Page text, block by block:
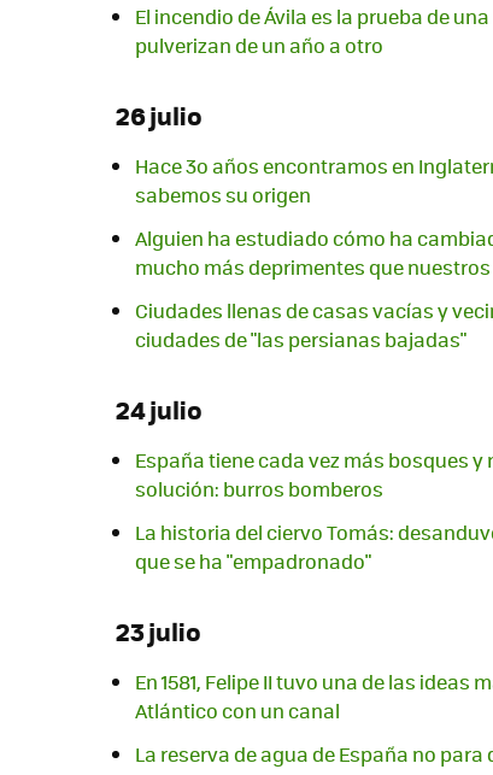
El incendio de Ávila es la prueba de
pulverizan de un año a otro
26 julio
Hace 3o años encontramos en
sabemos su origen
Alguien ha estudiado cómo ha
mucho más deprimentes que
Ciudades llenas de casas vacías y
ciudades de "las persianas bajadas"
24 julio
España tiene cada vez más bosques
solución: burros bomberos
La historia del ciervo Tomás:
que se ha "empadronado"
23 julio
En 1581, Felipe II tuvo una de las
Atlántico con un canal
La reserva de agua de España no